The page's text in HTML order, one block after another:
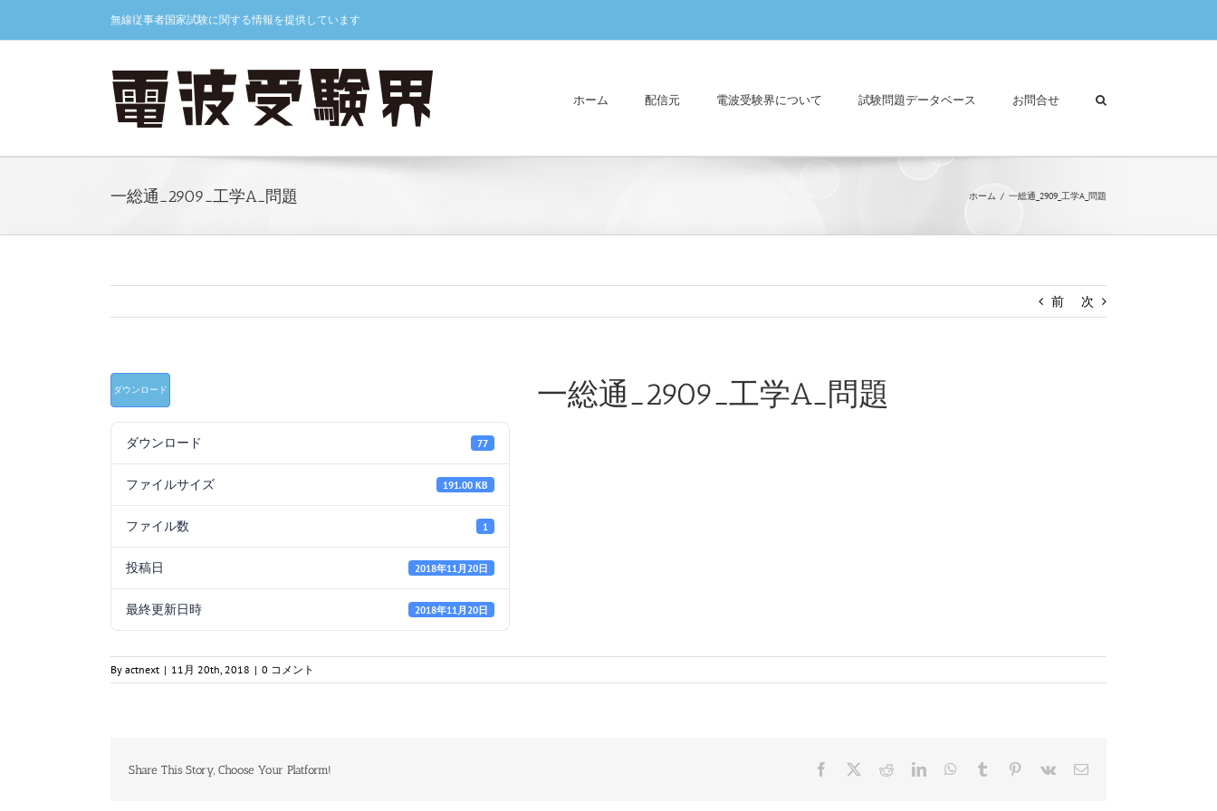
content
無線従事者国家試験に関する情報を提供しています
ホーム 配信元 電波受験界について 試験問題データベース お問合せ
一総通_2909_工学A_問題 ホーム 一総通_2909_工学A_問題
前 次
ダウンロード
ダウンロード 77
ファイルサイズ 191.00 KB
ファイル数 1
投稿日 2018年11月20日
最終更新日時 2018年11月20日
一総通_2909_工学A_問題
By actnext | 11月 20th, 2018 | 0 コメント
Share This Story, Choose Your Platform! Facebook RedditLinkedInWhatsApp
Tumblr Pinterest
Vk
電